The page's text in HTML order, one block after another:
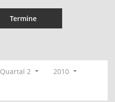
Termine
Quartal 2
2010